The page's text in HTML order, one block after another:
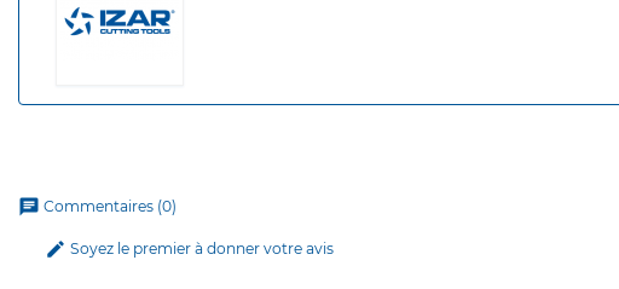
chat Commentaires (0)
edit Soyez le premier à donner votre avis